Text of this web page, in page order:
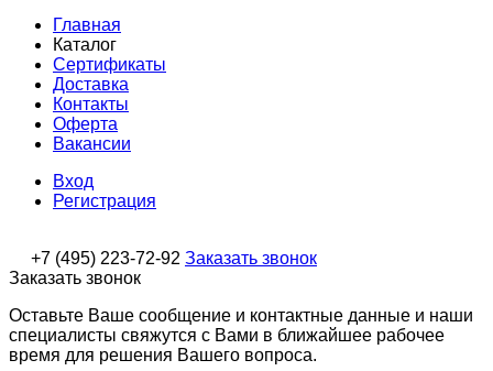
Главная
Каталог
Сертификаты
Доставка
Контакты
Оферта
Вакансии
Вход
Регистрация
+7 (495) 223-72-92 Заказать звонок
Заказать звонок
Оставьте Ваше сообщение и контактные данные и наши
специалисты свяжутся с Вами в ближайшее рабочее
время для решения Вашего вопроса.